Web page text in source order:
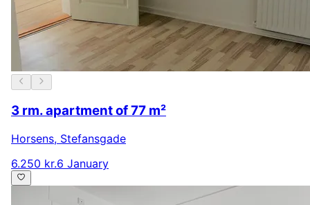
3 rm. apartment of 77 m²
Horsens, Stefansgade
6.250 kr.6 January